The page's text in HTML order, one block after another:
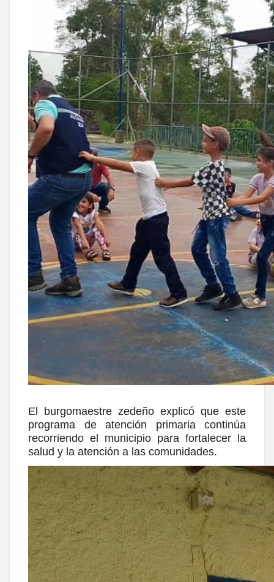
El burgomaestre zedeño explicó que este
programa de atención primaria continúa
recorriendo el municipio para fortalecer la
salud y la atención a las comunidades.